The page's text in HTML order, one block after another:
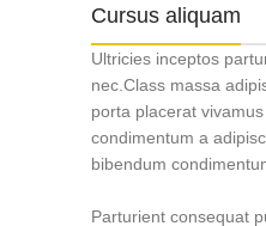
Cursus aliquam
Ultricies inceptos
nec.Class massa
porta placerat
condimentum a
bibendum
Parturient consequat